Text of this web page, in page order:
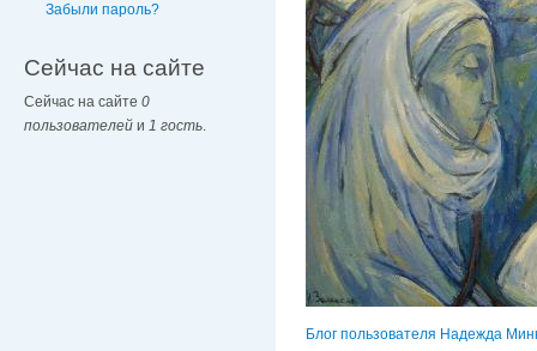
Забыли пароль?
Сейчас на сайте
Сейчас на сайте 0
пользователей и 1 гость
Блог пользователя Надежда